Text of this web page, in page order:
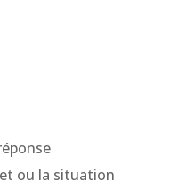
ou la situation